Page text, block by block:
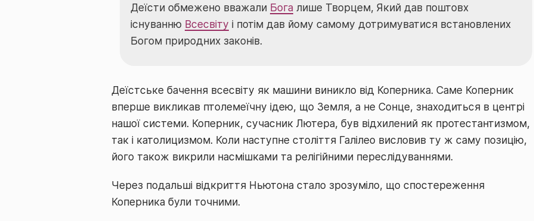
Деїсти обмежено вважали Богалише Творцем, Який дав поштовх
існуванню Всесвіту і потім дав йому самому дотримуватися встановлених
Богом природних законів.
Деїстське бачення всесвіту як машини виникло від Коперника. Саме Коперник
вперше викликав птолемеїчну ідею, що Земля, а не Сонце, знаходиться в центрі
нашої системи. Коперник, сучасник Лютера, був відхилений як протестантизмом,
так і католицизмом. Коли наступне століття Галілео висловив ту ж саму позицію,
його також викрили насмішками та релігійними переслідуваннями.
Через подальші відкриття Ньютона стало зрозуміло, що спостереження
Коперника були точними.